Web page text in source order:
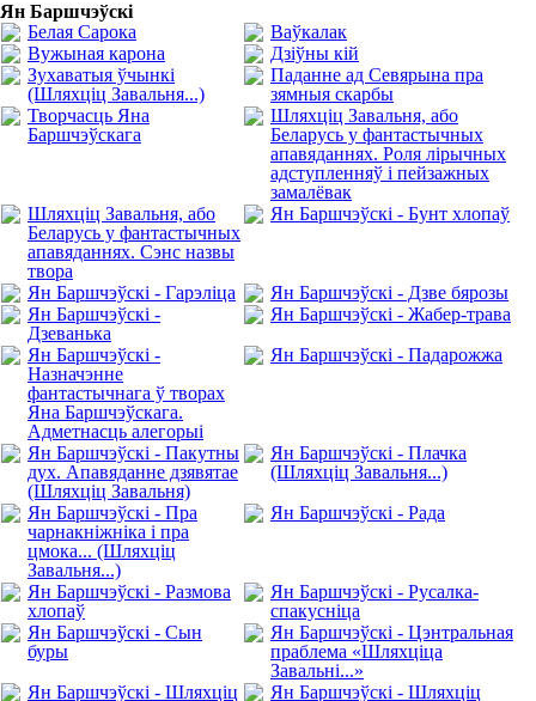
Ян Баршчэўскі
Белая Сарока
Ваўкалак
Вужыная карона
Дзіўны кій
Зухаватыя ўчынкі
(Шляхціц Завальня...)
Паданне ад Севярына пра
зямныя скарбы
Творчасць Яна
Баршчэўскага
Шляхціц Завальня, або
Беларусь у фантастычных
апавяданнях. Роля лірычных
адступленняў і пейзажных
замалёвак
Шляхціц Завальня, або
Беларусь у фантастычных
апавяданнях. Сэнс назвы
твора
Ян Баршчэўскі - Бунт хлопаў
Ян Баршчэўскі - Гарэліца
Ян Баршчэўскі - Дзве бярозы
Ян Баршчэўскі -
Дзеванька
Ян Баршчэўскі - Жабер-трава
Ян Баршчэўскі -
Назначэнне
фантастычнага ў творах
Яна Баршчэўскага.
Адметнасць алегорыі
Ян Баршчэўскі - Падарожжа
Ян Баршчэўскі - Пакутны
дух. Апавяданне дзявятае
(Шляхціц Завальня)
Ян Баршчэўскі - Плачка
(Шляхціц Завальня...)
Ян Баршчэўскі - Пра
чарнакніжніка і пра
цмока... (Шляхціц
Завальня...)
Ян Баршчэўскі - Рада
Ян Баршчэўскі - Размова
хлопаў
Ян Баршчэўскі - Русалка-
спакусніца
Ян Баршчэўскі - Сын
буры
Ян Баршчэўскі - Цэнтральная
праблема «Шляхціца
Завальні...»
Ян Баршчэўскі - Шляхціц
Ян Баршчэўскі - Шляхціц